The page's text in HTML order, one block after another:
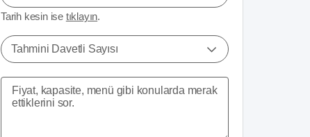
Tarih kesin ise tıklayın.
Tahmini Davetli Sayısı